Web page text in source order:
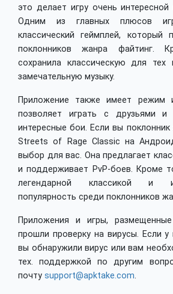
это делает игру очень
Одним из главных плюсов
классический геймплей, который
поклонников жанра файтинг.
сохранила классическую для тех
замечательную музыку.
Приложение также имеет режим
позволяет играть с друзьями и
интересные бои. Если вы
Streets of Rage Classic на
выбор для вас. Она предлагает
и поддерживает PvP-боев. Кроме
легендарной классикой и
популярность среди поклонников
Приложения и игры,
прошли проверку на вирусы. Если
вы обнаружили вирус или вам
тех. поддержкой по другим
почту support@apktake.com.